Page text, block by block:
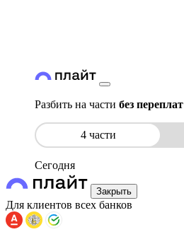
Разбить на части без переплат
4 части
Сегодня
Закрыть
Для клиентов всех банков